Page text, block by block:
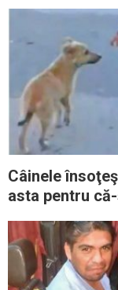
Câinele
asta pentru